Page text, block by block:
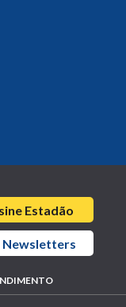
Estadão
Newsletters